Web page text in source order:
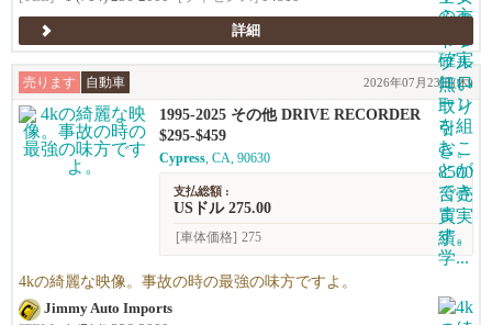
詳細
売ります 自動車 2026年07月23日(木)
1995-2025 その他 DRIVE RECORDER
$295-$459
Cypress, CA, 90630
支払総額 :
USドル 275.00
[車体価格] 275
4kの綺麗な映像。事故の時の最強の味方ですよ。
Jimmy Auto Imports